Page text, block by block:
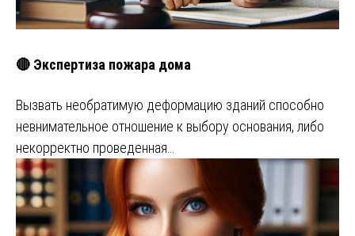
🔴 Экспертиза пожара дома
Вызвать необратимую деформацию зданий способно
невнимательное отношение к выбору основания, либо
некорректно проведенная…